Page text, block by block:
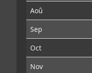
Aoû
Sep
Oct
Nov